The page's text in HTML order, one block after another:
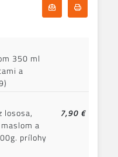
Odoberať
350 ml
a
lososa,
a
prílohy
7,90 €